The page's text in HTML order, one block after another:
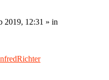
2019, 12:31 » in